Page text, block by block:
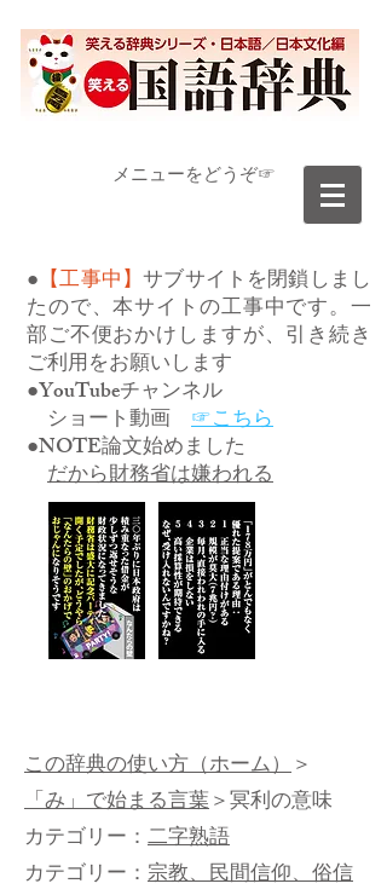
​メニューをどうぞ☞
● 【工事中】サブサイトを閉鎖しまし
たので、本サイトの工事中です。一
部ご不便おかけしますが、引き続き
ご利用をお願いします
●YouTubeチャンネル
ショート動画 ☞こちら
●NOTE論文始めました
だから財務省は嫌われる
この辞典の使い方（ホーム）＞
「み」で始まる言葉＞冥利の意味
カテゴリー： 二字熟語
カテゴリー： 宗教、民間信仰、俗信